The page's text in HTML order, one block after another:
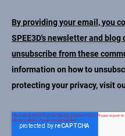
By providing your email, you
SPEE3D's newsletter and
unsubscribe from these
information on how to
protecting your privacy, visit